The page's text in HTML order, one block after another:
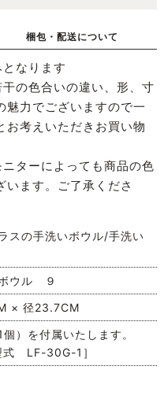
梱包・配送について
なります
の色合いの違い、形、寸
魅力でございますので一
お考えいただきお買い物
ターによっても商品の色
ます。ご了承くださ
スの手洗いボウル/手洗い
ウル ９
× 径23.7CM
）を付属いたします。
式 LF-30G-1］